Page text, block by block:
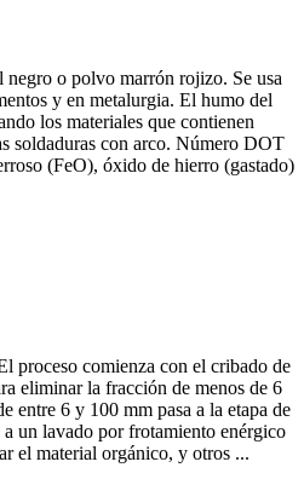
o polvo marrón rojizo. Se usa
y en metalurgia. El humo del
los materiales que contienen
soldaduras con arco. Número DOT
(FeO), óxido de hierro (gastado)
proceso comienza con el cribado de
eliminar la fracción de menos de 6
entre 6 y 100 mm pasa a la etapa de
un lavado por frotamiento enérgico
el material orgánico, y otros ...